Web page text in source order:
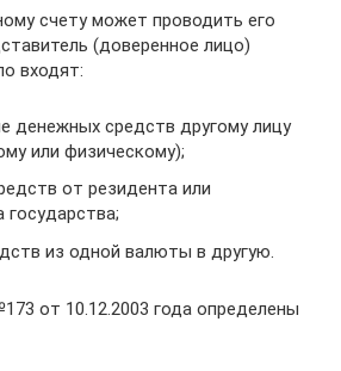
счету может проводить его
(доверенное лицо)
входят:
денежных средств другому лицу
или физическому);
от резидента или
государства;
из одной валюты в другую.
от 10.12.2003 года определены